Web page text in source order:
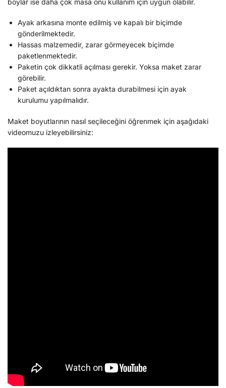
Ayak arkasına monte edilmiş ve kapalı bir biçimde
gönderilmektedir.
Hassas malzemedir, zarar görmeyecek biçimde
paketlenmektedir.
Paketin çok dikkatli açılması gerekir. Yoksa maket zarar
görebilir.
Paket açıldıktan sonra ayakta durabilmesi için ayak
kurulumu yapılmalıdır.
Maket boyutlarının nasıl seçileceğini öğrenmek için aşağıdaki
videomuzu izleyebilirsiniz: